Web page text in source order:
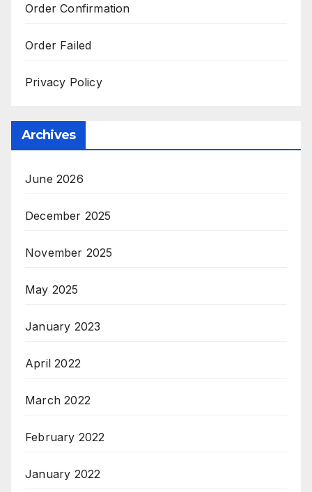
Order Confirmation
Order Failed
Privacy Policy
Archives
June 2026
December 2025
November 2025
May 2025
January 2023
April 2022
March 2022
February 2022
January 2022